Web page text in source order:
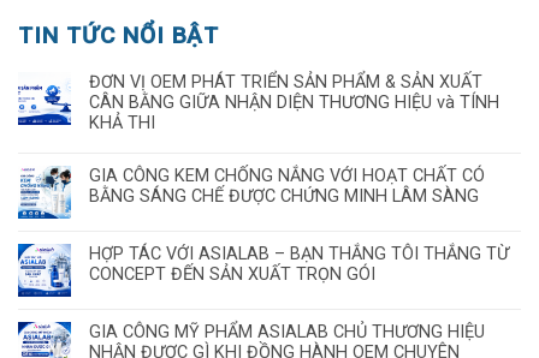
TIN TỨC NỔI BẬT
ĐƠN VỊ OEM PHÁT TRIỂN SẢN PHẨM & SẢN XUẤT
CÂN BẰNG GIỮA NHẬN DIỆN THƯƠNG HIỆU và TÍNH
KHẢ THI
GIA CÔNG KEM CHỐNG NẮNG VỚI HOẠT CHẤT CÓ
BẰNG SÁNG CHẾ ĐƯỢC CHỨNG MINH LÂM SÀNG
HỢP TÁC VỚI ASIALAB – BẠN THẮNG TÔI THẮNG TỪ
CONCEPT ĐẾN SẢN XUẤT TRỌN GÓI
GIA CÔNG MỸ PHẨM ASIALAB CHỦ THƯƠNG HIỆU
NHẬN ĐƯỢC GÌ KHI ĐỒNG HÀNH OEM CHUYÊN